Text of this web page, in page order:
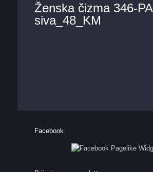
Ženska čizma 346-PA
siva_48_KM
Facebook